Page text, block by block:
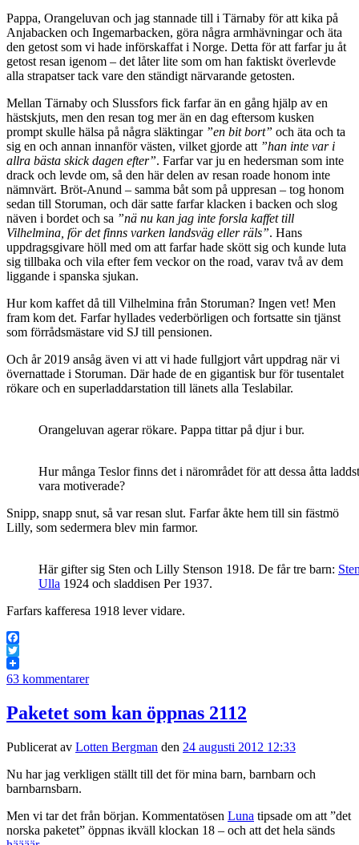
Pappa, Orangeluvan och jag stannade till i Tärnaby för att kika på
Anjabacken och Ingemarbacken, göra några armhävningar och äta
den getost som vi hade införskaffat i Norge. Detta för att farfar ju åt
getost resan igenom – det låter lite som om han faktiskt överlevde
alla strapatser tack vare den ständigt närvarande getosten.
Mellan Tärnaby och Slussfors fick farfar än en gång hjälp av en
hästskjuts, men den resan tog mer än en dag eftersom kusken
prompt skulle hälsa på några släktingar ”en bit bort” och äta och ta
sig en och annan innanför västen, vilket gjorde att ”han inte var i
allra bästa skick dagen efter”. Farfar var ju en hedersman som inte
drack och levde om, så den här delen av resan roade honom inte
nämnvärt. Bröt-Anund – samma båt som på uppresan – tog honom
sedan till Storuman, och där satte farfar klacken i backen och slog
näven i bordet och sa ”nä nu kan jag inte forsla kaffet till
Vilhelmina, för det finns varken landsväg eller räls”. Hans
uppdragsgivare höll med om att farfar hade skött sig och kunde luta
sig tillbaka och vila efter fem veckor on the road, varav två av dem
liggande i spanska sjukan.
Hur kom kaffet då till Vilhelmina från Storuman? Ingen vet! Men
fram kom det. Farfar hyllades vederbörligen och fortsatte sin tjänst
som förrådsmästare vid SJ till pensionen.
Och år 2019 ansåg även vi att vi hade fullgjort vårt uppdrag när vi
övernattade i Storuman. Där hade de en gigantisk bur för tusentalet
rökare och en superladdarstation till länets alla Teslabilar.
Orangeluvan agerar rökare. Pappa tittar på djur i bur.
Hur många Teslor finns det i närområdet för att dessa åtta
vara motiverade?
Snipp, snapp snut, så var resan slut. Farfar åkte hem till sin fästmö
Lilly, som sedermera blev min farmor.
Här gifter sig Sten och Lilly Stenson 1918. De får tre barn:
Ulla 1924 och sladdisen Per 1937.
Farfars kafferesa 1918 lever vidare.
Facebook
Twitter
63 kommentarer
Paketet som kan öppnas 2112
Publicerat av Lotten Bergman den 24 augusti 2012 12:33
Nu har jag verkligen ställt till det för mina barn, barnbarn och
barnbarnsbarn.
Men vi tar det från början. Kommentatösen Luna tipsade om att ”det
norska paketet” öppnas ikväll klockan 18 – och att det hela sänds